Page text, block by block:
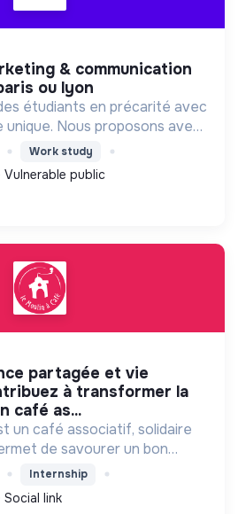
ou lyon
étudiants en précarité avec
avec
paniers alimentaires, des
et des places culture.
Work study
Vulnerable public
à transformer la
café as...
un café associatif, solidaire
de savourer un bon
discuter, jouer aux échecs,
devenir bénévole…
Internship
Social link